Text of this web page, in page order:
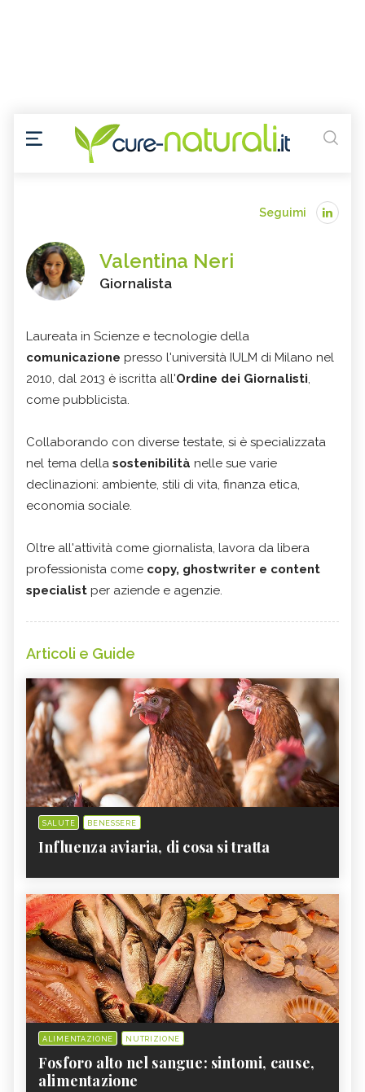
Seguimi
Valentina Neri
Giornalista
Laureata in Scienze e tecnologie della
comunicazione presso l'università IULM di Milano nel
2010, dal 2013 è iscritta all'Ordine dei Giornalisti,
come pubblicista.
Collaborando con diverse testate, si è specializzata
nel tema della sostenibilità nelle sue varie
declinazioni: ambiente, stili di vita, finanza etica,
economia sociale.
Oltre all'attività come giornalista, lavora da libera
professionista come copy, ghostwriter e content
specialist per aziende e agenzie.
Articoli e Guide
SALUTE BENESSERE
Influenza aviaria, di cosa si tratta
ALIMENTAZIONE NUTRIZIONE
Fosforo alto nel sangue: sintomi, cause,
alimentazione